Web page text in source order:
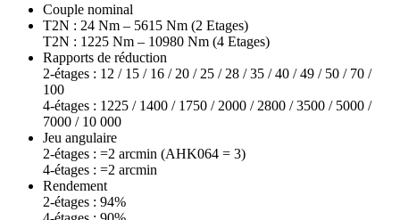
Couple nominal
T2N : 24 Nm – 5615 Nm (2 Etages)
T2N : 1225 Nm – 10980 Nm (4 Etages)
Rapports de réduction
2-étages : 12 / 15 / 16 / 20 / 25 / 28 / 35 / 40 / 49 / 50 / 70 /
100
4-étages : 1225 / 1400 / 1750 / 2000 / 2800 / 3500 / 5000 /
7000 / 10 000
Jeu angulaire
2-étages : =2 arcmin (AHK064 = 3)
4-étages : =2 arcmin
Rendement
2-étages : 94%